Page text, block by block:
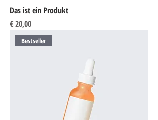
Das ist ein Produkt
Preis
€ 20,00
Bestseller